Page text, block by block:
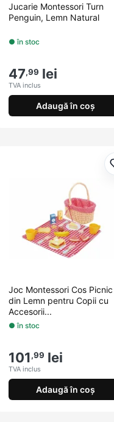
Jucarie Montessori Turn
Penguin, Lemn Natural
● în stoc
47,99 lei
TVA inclus
Adaugă în coș
Joc Montessori Cos Picnic
din Lemn pentru Copii cu
Accesorii...
● în stoc
101,99 lei
TVA inclus
Adaugă în coș